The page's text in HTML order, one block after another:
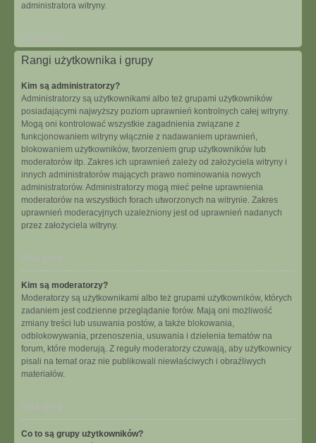
administratora witryny.
Rangi użytkownika i grupy
Kim są administratorzy?
Administratorzy są użytkownikami albo też grupami użytkowników
posiadającymi najwyższy poziom uprawnień kontrolnych całej witryny.
Mogą oni kontrolować wszystkie zagadnienia związane z
funkcjonowaniem witryny włącznie z nadawaniem uprawnień,
blokowaniem użytkowników, tworzeniem grup użytkowników lub
moderatorów itp. Zakres ich uprawnień zależy od założyciela witryny i
innych administratorów mających prawo nominowania nowych
administratorów. Administratorzy mogą mieć pełne uprawnienia
moderatorów na wszystkich forach utworzonych na witrynie. Zakres
uprawnień moderacyjnych uzależniony jest od uprawnień nadanych
przez założyciela witryny.
Na górę
Kim są moderatorzy?
Moderatorzy są użytkownikami albo też grupami użytkowników, których
zadaniem jest codzienne przeglądanie forów. Mają oni możliwość
zmiany treści lub usuwania postów, a także blokowania,
odblokowywania, przenoszenia, usuwania i dzielenia tematów na
forum, które moderują. Z reguły moderatorzy czuwają, aby użytkownicy
pisali na temat oraz nie publikowali niewłaściwych i obraźliwych
materiałów.
Na górę
Co to są grupy użytkowników?